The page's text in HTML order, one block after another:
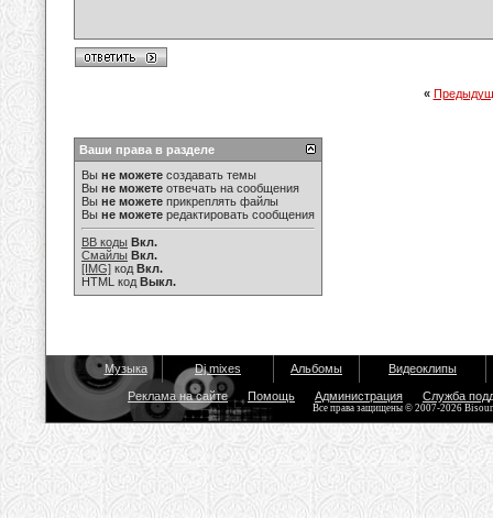
«
Ваши права в разделе
Вы не можете создавать темы
Вы не можете отвечать на сообщения
Вы не можете прикреплять файлы
Вы не можете редактировать сообщения
BB коды Вкл.
Смайлы Вкл.
[IMG] код Вкл.
HTML код Выкл.
Музыка Dj mixes Альбомы Видеоклипы
Реклама на сайте Помощь Администрация Служба
Все права защищены © 2007-2026